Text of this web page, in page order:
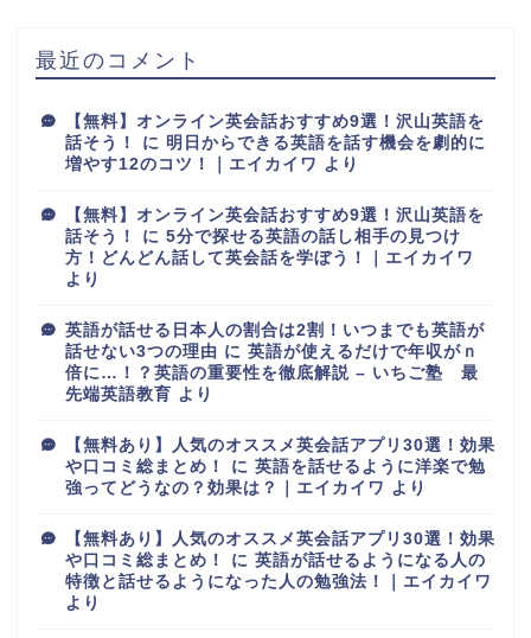
最近のコメント
【無料】オンライン英会話おすすめ9選！沢山英語を
話そう！
に 明日からできる英語を話す機会を劇的に
増やす12のコツ！｜エイカイワ より
【無料】オンライン英会話おすすめ9選！沢山英語を
話そう！
に 5分で探せる英語の話し相手の見つけ
方！どんどん話して英会話を学ぼう！｜エイカイワ
より
英語が話せる日本人の割合は2割！いつまでも英語が
話せない3つの理由 に 英語が使えるだけで年収がｎ
倍に…！？英語の重要性を徹底解説 – いちご塾 最
先端英語教育 より
【無料あり】人気のオススメ英会話アプリ30選！効果
や口コミ総まとめ！
に 英語を話せるように洋楽で勉
強ってどうなの？効果は？｜エイカイワ より
【無料あり】人気のオススメ英会話アプリ30選！効果
や口コミ総まとめ！
に 英語が話せるようになる人の
特徴と話せるようになった人の勉強法！｜エイカイワ
より